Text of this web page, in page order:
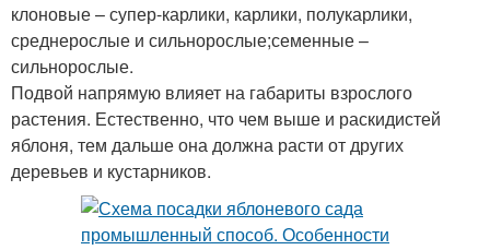
клоновые – супер-карлики, карлики, полукарлики,
среднерослые и сильнорослые;семенные –
сильнорослые.
Подвой напрямую влияет на габариты взрослого
растения. Естественно, что чем выше и раскидистей
яблоня, тем дальше она должна расти от других
деревьев и кустарников.